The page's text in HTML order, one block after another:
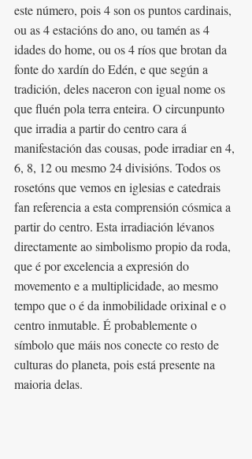
este número, pois 4 son os puntos cardinais,
ou as 4 estacións do ano, ou tamén as 4
idades do home, ou os 4 ríos que brotan da
fonte do xardín do Edén, e que según a
tradición, deles naceron con igual nome os
que fluén pola terra enteira. O circunpunto
que irradia a partir do centro cara á
manifestación das cousas, pode irradiar en 4,
6, 8, 12 ou mesmo 24 divisións. Todos os
rosetóns que vemos en iglesias e catedrais
fan referencia a esta comprensión cósmica a
partir do centro. Esta irradiación lévanos
directamente ao simbolismo propio da roda,
que é por excelencia a expresión do
movemento e a multiplicidade, ao mesmo
tempo que o é da inmobilidade orixinal e o
centro inmutable. É probablemente o
símbolo que máis nos conecte co resto de
culturas do planeta, pois está presente na
maioria delas.